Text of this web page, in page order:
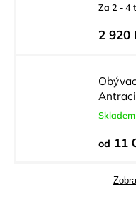
Za 2 - 4
2 920
od 11